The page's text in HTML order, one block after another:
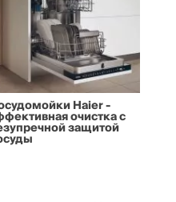
Haier -
очистка с
защитой